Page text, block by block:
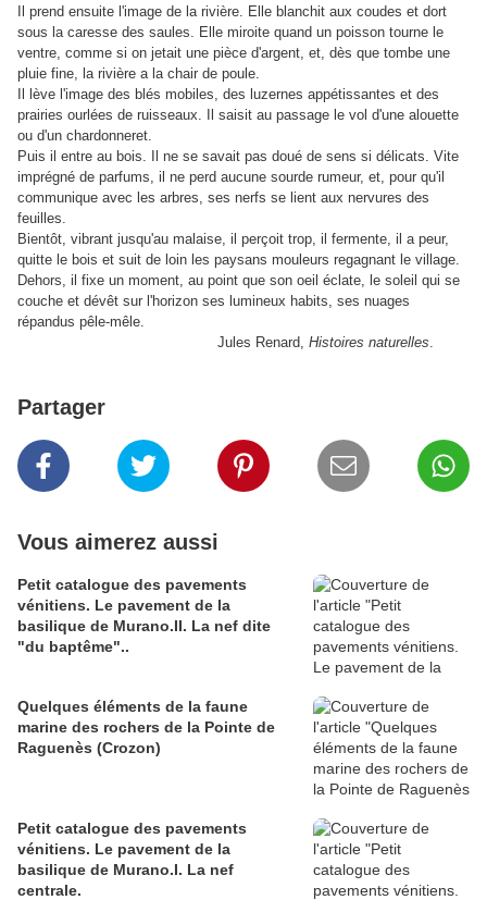
Il prend ensuite l'image de la rivière. Elle blanchit aux coudes et dort
sous la caresse des saules. Elle miroite quand un poisson tourne le
ventre, comme si on jetait une pièce d'argent, et, dès que tombe une
pluie fine, la rivière a la chair de poule.
Il lève l'image des blés mobiles, des luzernes appétissantes et des
prairies ourlées de ruisseaux. Il saisit au passage le vol d'une alouette
ou d'un chardonneret.
Puis il entre au bois. Il ne se savait pas doué de sens si délicats. Vite
imprégné de parfums, il ne perd aucune sourde rumeur, et, pour qu'il
communique avec les arbres, ses nerfs se lient aux nervures des
feuilles.
Bientôt, vibrant jusqu'au malaise, il perçoit trop, il fermente, il a peur,
quitte le bois et suit de loin les paysans mouleurs regagnant le village.
Dehors, il fixe un moment, au point que son oeil éclate, le soleil qui se
couche et dévêt sur l'horizon ses lumineux habits, ses nuages
répandus pêle-mêle.
Jules Renard, Histoires naturelles.
Partager
Vous aimerez aussi
Petit catalogue des pavements
vénitiens. Le pavement de la
basilique de Murano.II. La nef dite
"du baptême"..
Quelques éléments de la faune
marine des rochers de la Pointe de
Raguenès (Crozon)
Petit catalogue des pavements
vénitiens. Le pavement de la
basilique de Murano.I. La nef
centrale.